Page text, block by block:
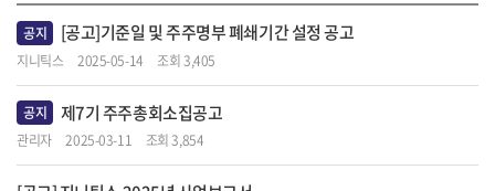
공지 [공고]기준일 및 주주명부 폐쇄기간 설정 공고
지니틱스 2025-05-14 조회 3,405
공지 제7기 주주총회소집공고
관리자 2025-03-11 조회 3,854